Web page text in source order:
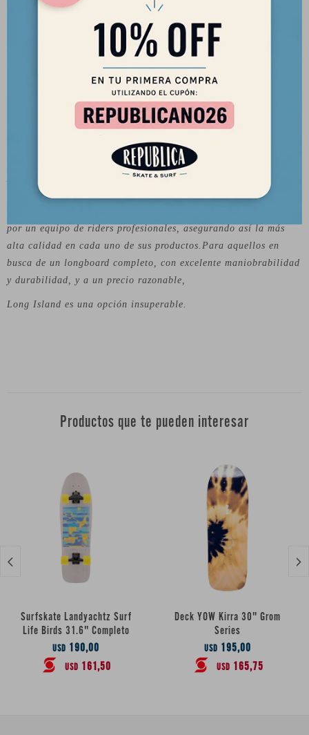
Long Island, una empresa originaria de España, se destaca en
la creación de longboards de alta calidad. Sus productos son
reconocidos por su composición distintiva, utilizando materiales
como bambú, fibra de vidrio y madera de arce resistente. La
gama de longboards que ofrece esta marca abarca varios estilos,
Desde su fundación en 2012, Long Island se ha enfocado en
producir tablas duraderas y accesibles, ideales tanto para
novatos como para expertos en este deporte. Sus diseños, tanto
por un equipo de riders profesionales, asegurando así la más
alta calidad en cada uno de sus productos.Para aquellos en
busca de un longboard completo, con excelente maniobrabilidad
y durabilidad, y a un precio razonable,
Long Island es una opción insuperable.
Productos que te pueden interesar
Surfskate Landyachtz Surf
Life Birds 31.6" Completo
USD 190,00
USD 161,50
Deck YOW Kirra 30" Grom
Series
USD 195,00
USD 165,75
 